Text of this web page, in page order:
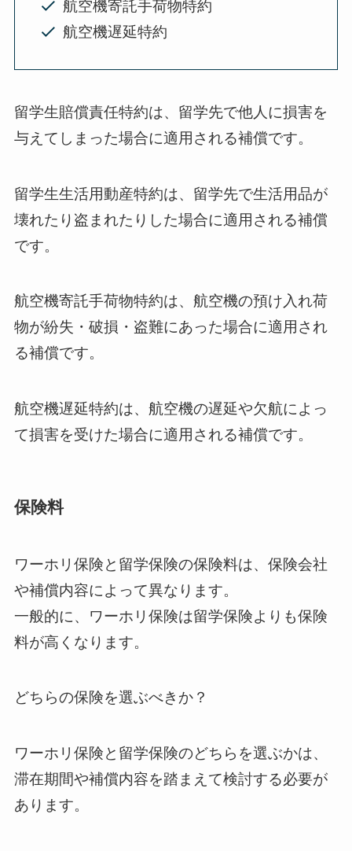
航空機寄託手荷物特約
航空機遅延特約
留学生賠償責任特約は、留学先で他人に損害を
与えてしまった場合に適用される補償です。
留学生生活用動産特約は、留学先で生活用品が
壊れたり盗まれたりした場合に適用される補償
です。
航空機寄託手荷物特約は、航空機の預け入れ荷
物が紛失・破損・盗難にあった場合に適用され
る補償です。
航空機遅延特約は、航空機の遅延や欠航によっ
て損害を受けた場合に適用される補償です。
保険料
ワーホリ保険と留学保険の保険料は、保険会社
や補償内容によって異なります。
一般的に、ワーホリ保険は留学保険よりも保険
料が高くなります。
どちらの保険を選ぶべきか？
ワーホリ保険と留学保険のどちらを選ぶかは、
滞在期間や補償内容を踏まえて検討する必要が
あります。